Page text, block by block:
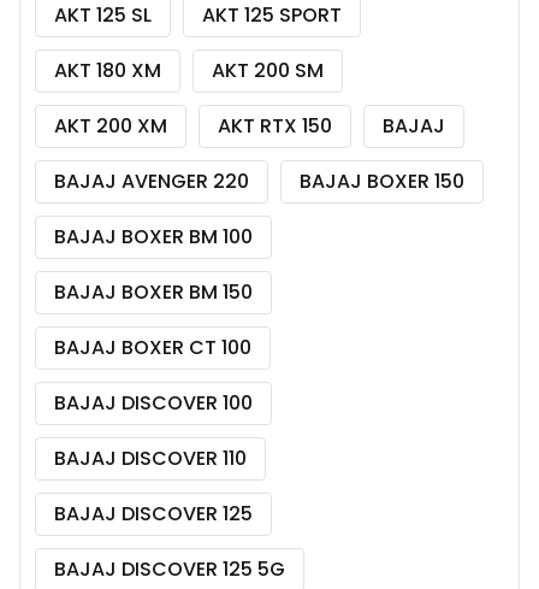
AKT 125 SL
AKT 125 SPORT
AKT 180 XM
AKT 200 SM
AKT 200 XM
AKT RTX 150
BAJAJ
BAJAJ AVENGER 220
BAJAJ BOXER 150
BAJAJ BOXER BM 100
BAJAJ BOXER BM 150
BAJAJ BOXER CT 100
BAJAJ DISCOVER 100
BAJAJ DISCOVER 110
BAJAJ DISCOVER 125
BAJAJ DISCOVER 125 5G